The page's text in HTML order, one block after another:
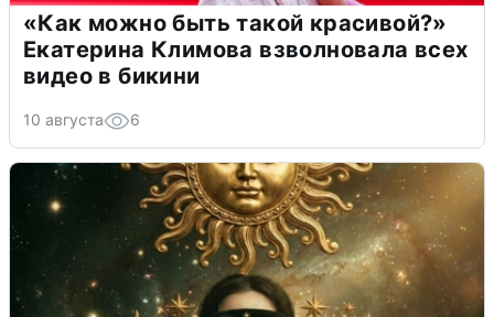
«Как можно быть такой красивой?»
Екатерина Климова взволновала всех
видео в бикини
10 августа 6